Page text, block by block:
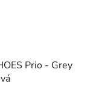
Prio - Grey